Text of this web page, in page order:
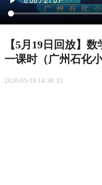
【5月19日回放】
一课时（广州石化
2020-05-19 14:38:33